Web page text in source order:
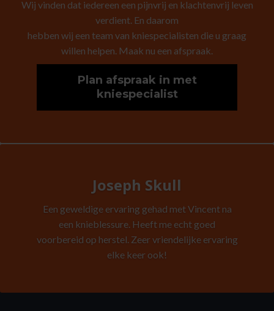
Wij vinden dat iedereen een pijnvrij en klachtenvrij leven
verdient. En daarom
hebben wij een team van kniespecialisten die u graag
willen helpen. Maak nu een afspraak.
Plan afspraak in met
kniespecialist
Joseph Skull
Een geweldige ervaring gehad met Vincent na
een knieblessure. Heeft me echt goed
voorbereid op herstel. Zeer vriendelijke ervaring
elke keer ook!